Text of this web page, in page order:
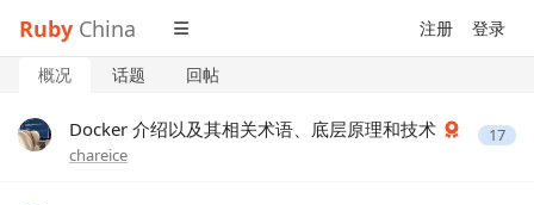
Ruby China 注册 登录
概况 话题 回帖
Docker 介绍以及其相关术语、底层原理和技术
chareice
17